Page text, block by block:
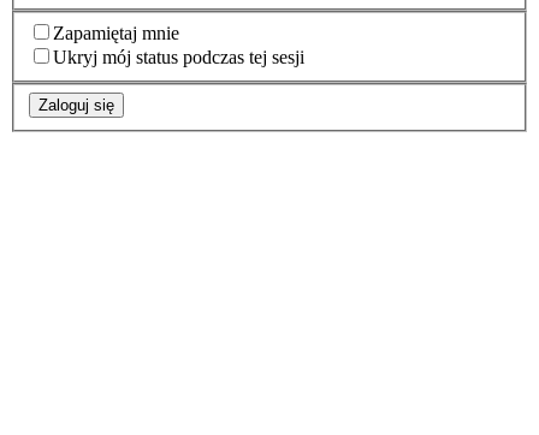
Zapamiętaj mnie
Ukryj mój status podczas tej sesji